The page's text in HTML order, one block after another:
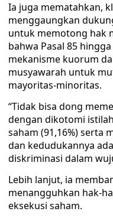
Ia juga mematahkan,
menggaungkan
untuk memotong hak
bahwa Pasal 85
mekanisme kuorum
musyawarah untuk
mayoritas-minoritas.
“Tidak bisa dong
dengan dikotomi
saham (91,16%) serta
dan kedudukannya
diskriminasi dalam
Lebih lanjut, ia
menangguhkan hak-
eksekusi saham.